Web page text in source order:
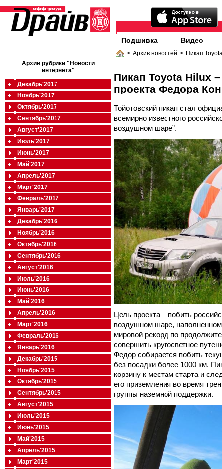
Подшивка Видео
> Архив новостей > Пикап
Пикап Toyota Hilux
проекта Федора
Тойотовский пикап стал
всемирно известного
воздушном шаре”.
Цель проекта – побить
воздушном шаре,
мировой рекорд по
совершить кругосветное
Федор собирается побить
без посадки более 1000 км.
корзину к местам старта и
его приземления во время
группы наземной поддержки.
Архив рубрики "Новости
интернета"
Декабрь'2017
Ноябрь'2017
Октябрь'2017
Сентябрь'2017
Август'2017
Июль'2017
Июнь'2017
Май'2017
Апрель'2017
Март'2017
Февраль'2017
Январь'2017
Декабрь'2016
Ноябрь'2016
Октябрь'2016
Сентябрь'2016
Август'2016
Июль'2016
Июнь'2016
Май'2016
Апрель'2016
Март'2016
Февраль'2016
Январь'2016
Декабрь'2015
Ноябрь'2015
Октябрь'2015
Сентябрь'2015
Август'2015
Июль'2015
Июнь'2015
Май'2015
Апрель'2015
Март'2015